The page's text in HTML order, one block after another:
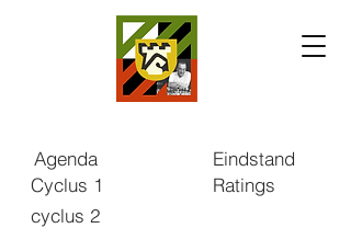
Agenda
Cyclus 1
cyclus 2
Eindstand
Ratings